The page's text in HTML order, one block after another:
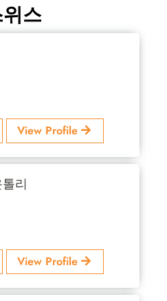
스
View Profile
리
View Profile